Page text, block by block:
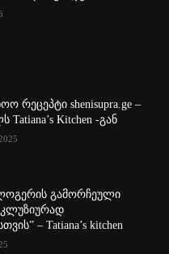
რეცეპტი shenisupra.ge –
Tatiana’s Kitchen -გან
გამორჩეული
– Tatiana’s kitchen